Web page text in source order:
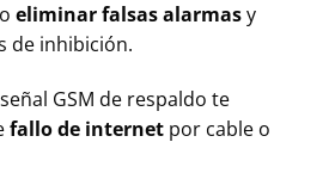
eliminar falsas alarmasy
de inhibición.
GSM de respaldo te
fallo de internet por cable o